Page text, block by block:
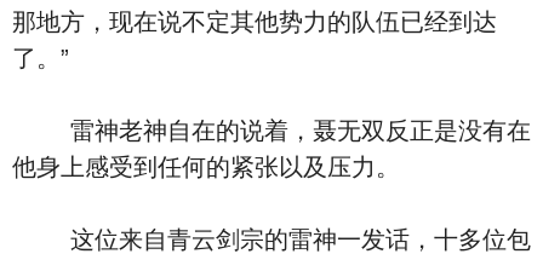
那地方，现在说不定其他势力的队伍已经到达
了。”
雷神老神自在的说着，聂无双反正是没有在
他身上感受到任何的紧张以及压力。
这位来自青云剑宗的雷神一发话，十多位包